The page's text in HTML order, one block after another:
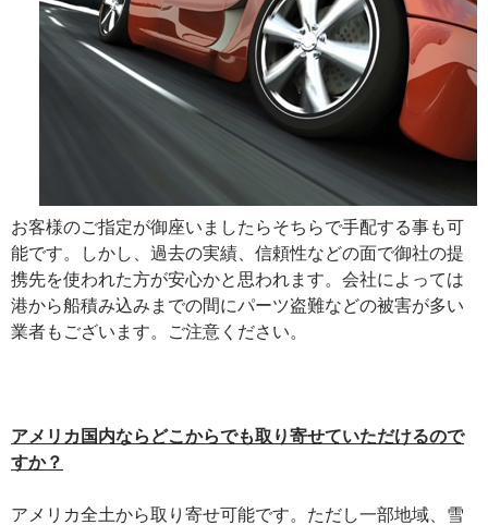
お客様のご指定が御座いましたらそちらで手配する事も可
能です。しかし、過去の実績、信頼性などの面で御社の提
携先を使われた方が安心かと思われます。会社によっては
港から船積み込みまでの間にパーツ盗難などの被害が多い
業者もございます。ご注意ください。
アメリカ国内ならどこからでも取り寄せていただけるので
すか？
アメリカ全土から取り寄せ可能です。ただし一部地域、雪